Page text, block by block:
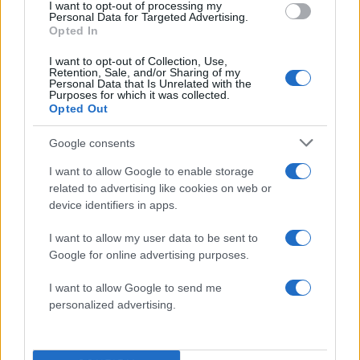
I want to opt-out of processing my
Personal Data for Targeted Advertising.
Opted In
I want to opt-out of Collection, Use,
Retention, Sale, and/or Sharing of my
Personal Data that Is Unrelated with the
Purposes for which it was collected.
Opted Out
Google consents
I want to allow Google to enable storage
related to advertising like cookies on web or
device identifiers in apps.
I want to allow my user data to be sent to
Google for online advertising purposes.
I want to allow Google to send me
personalized advertising.
μικρές κατοικίες (lodges) και σπίτι κηπουρού.
Ο πρίγκιπας Άντριου δεν πληρώνει ενοίκιο για
την έπαυλή του στο Γουίνδσορ εδώ και 22
χρόνια. Σύμφωνα με τις πληροφορίες από το
2003 πληρώνει μόνο ένα συμβολικό ποσό και
δικαιούται να διαμένει εκεί μέχρι το 2078.
ΔΙΑΦΗΜΙΣΗ